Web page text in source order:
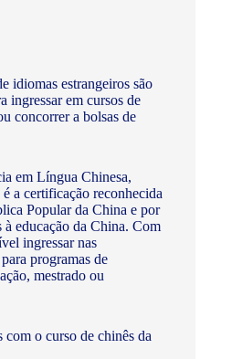
idiomas estrangeiros são
ingressar em cursos de
concorrer a bolsas de
em Língua Chinesa,
a certificação reconhecida
Popular da China e por
à educação da China. Com
ingressar nas
programas de
mestrado ou
com o curso de chinês da